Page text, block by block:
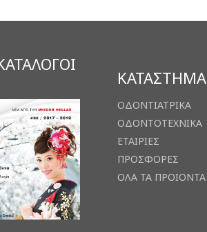
ΚΑΤΑΣΤΗΜΑ
ΟΔΟΝΤΙΑΤΡΙΚΑ
ΟΔΟΝΤΟΤΕΧΝΙΚΑ
ΕΤΑΙΡΙΕΣ
ΠΡΟΣΦΟΡΕΣ
ΟΛΑ ΤΑ ΠΡΟΙΟΝΤΑ